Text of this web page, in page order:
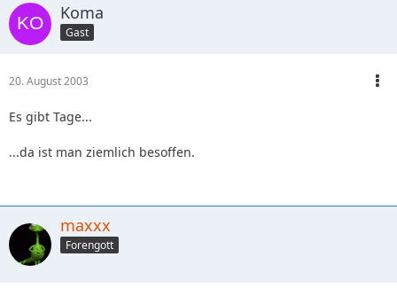
Koma
Gast
20. August 2003
Es gibt Tage...
...da ist man ziemlich besoffen.
maxxx
Forengott